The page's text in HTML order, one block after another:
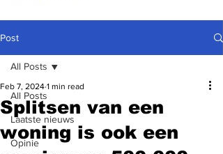
Post
All Posts
Laatste nieuws
Opinie
All Posts
Splitsen van een
woning is ook een
Feb 7, 2024 1 min read